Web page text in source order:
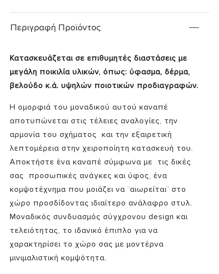
Περιγραφή Προϊόντος
Κατασκευάζεται σε επιθυμητές διαστάσεις με
μεγάλη ποικιλία υλικών, όπως: ύφασμα, δέρμα,
βελούδο κ.ά. υψηλών ποιοτικών προδιαγραφών.
Η ομορφιά του μοναδικού αυτού καναπέ
αποτυπώνεται στις τέλειες αναλογίες, την
αρμονία του σχήματος και την εξαιρετική
λεπτομέρεια στην χειροποίητη κατασκευή του.
Αποκτήστε ένα καναπέ σύμφωνα με τις δικές
σας προσωπικές ανάγκες και ύφος, ένα
κομψοτέχνημα που μοιάζει να ¨αιωρείται¨ στο
χώρο προσδίδοντας ιδιαίτερο ανάλαφρο στυλ.
Μοναδικός συνδυασμός σύγχρονου design και
τελειότητας, το ιδανικό έπιπλο για να
χαρακτηρίσει το χώρο σας με μοντέρνα
μινιμαλιστική κομψότητα.